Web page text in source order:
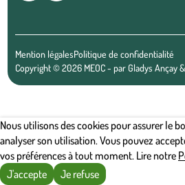
Mention légalesPolitique de confidentialité
Copyright © 2026 MEOC - parGladys Ançay
Nous utilisons des cookies pour assurer le
analyser son utilisation. Vous pouvez
vos préférences à tout moment. Lire notre
J'accepte
Je refuse